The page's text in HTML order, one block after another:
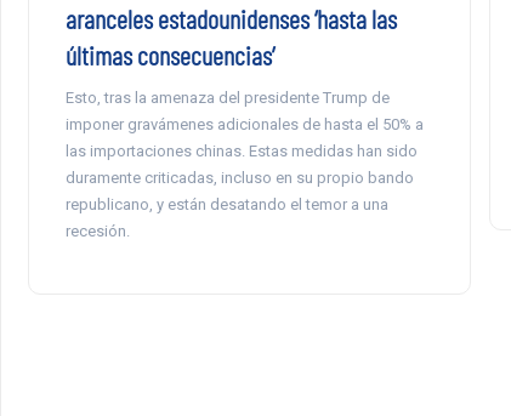
aranceles estadounidenses ‘hasta las
últimas consecuencias’
Esto, tras la amenaza del presidente Trump de
imponer gravámenes adicionales de hasta el 50% a
las importaciones chinas. Estas medidas han sido
duramente criticadas, incluso en su propio bando
republicano, y están desatando el temor a una
recesión.